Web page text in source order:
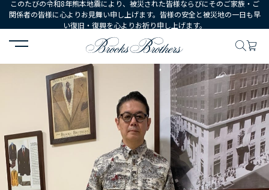
このたびの令和8年熊本地震により、被災された皆様ならびにそのご家族・ご
関係者の皆様に心よりお見舞い申し上げます。皆様の安全と被災地の一日も早
い復旧・復興を心よりお祈り申し上げます。
HOME コーディネート コーディネート詳細